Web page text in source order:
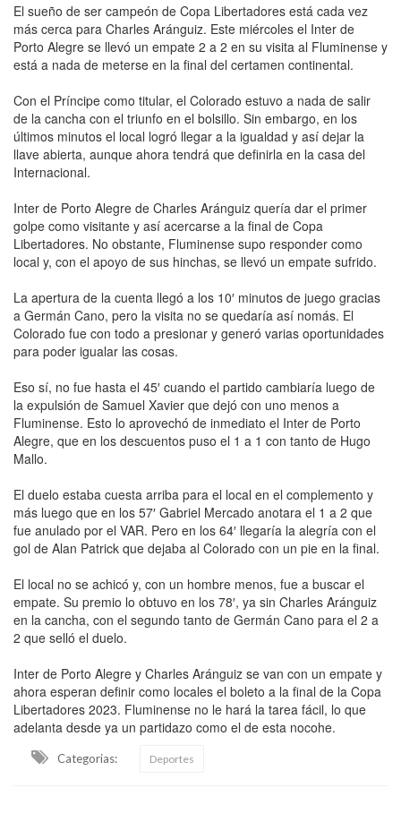
El sueño de ser campeón de Copa Libertadores está cada vez
más cerca para Charles Aránguiz. Este miércoles el Inter de
Porto Alegre se llevó un empate 2 a 2 en su visita al Fluminense y
está a nada de meterse en la final del certamen continental.
Con el Príncipe como titular, el Colorado estuvo a nada de salir
de la cancha con el triunfo en el bolsillo. Sin embargo, en los
últimos minutos el local logró llegar a la igualdad y así dejar la
llave abierta, aunque ahora tendrá que definirla en la casa del
Internacional.
Inter de Porto Alegre de Charles Aránguiz quería dar el primer
golpe como visitante y así acercarse a la final de Copa
Libertadores. No obstante, Fluminense supo responder como
local y, con el apoyo de sus hinchas, se llevó un empate sufrido.
La apertura de la cuenta llegó a los 10′ minutos de juego gracias
a Germán Cano, pero la visita no se quedaría así nomás. El
Colorado fue con todo a presionar y generó varias oportunidades
para poder igualar las cosas.
Eso sí, no fue hasta el 45′ cuando el partido cambiaría luego de
la expulsión de Samuel Xavier que dejó con uno menos a
Fluminense. Esto lo aprovechó de inmediato el Inter de Porto
Alegre, que en los descuentos puso el 1 a 1 con tanto de Hugo
Mallo.
El duelo estaba cuesta arriba para el local en el complemento y
más luego que en los 57′ Gabriel Mercado anotara el 1 a 2 que
fue anulado por el VAR. Pero en los 64′ llegaría la alegría con el
gol de Alan Patrick que dejaba al Colorado con un pie en la final.
El local no se achicó y, con un hombre menos, fue a buscar el
empate. Su premio lo obtuvo en los 78′, ya sin Charles Aránguiz
en la cancha, con el segundo tanto de Germán Cano para el 2 a
2 que selló el duelo.
Inter de Porto Alegre y Charles Aránguiz se van con un empate y
ahora esperan definir como locales el boleto a la final de la Copa
Libertadores 2023. Fluminense no le hará la tarea fácil, lo que
adelanta desde ya un partidazo como el de esta nocohe.
Categorias: Deportes